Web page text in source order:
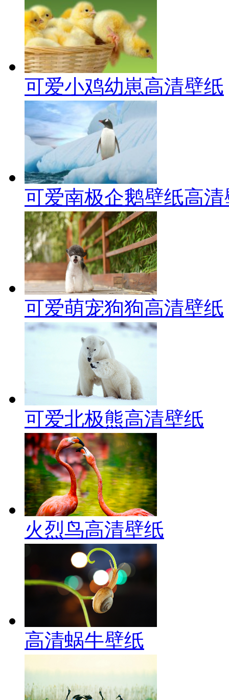
可爱小鸡幼崽高清壁纸
可爱南极企鹅壁纸高清
可爱萌宠狗狗高清壁纸
可爱北极熊高清壁纸
火烈鸟高清壁纸
高清蜗牛壁纸